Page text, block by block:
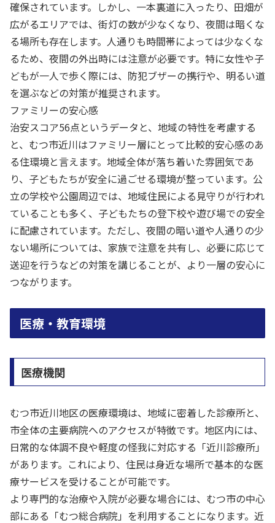
確保されています。しかし、一本裏道に入ったり、田畑が
広がるエリアでは、街灯の数が少なくなり、夜間は暗くな
る場所も存在します。人通りも時間帯によっては少なくな
るため、夜間の外出時には注意が必要です。特に女性や子
どもが一人で歩く際には、防犯ブザーの携行や、明るい道
を選ぶなどの対策が推奨されます。
ファミリーの安心感
治安スコア56点というデータと、地域の特性を考慮する
と、むつ市近川はファミリー層にとって比較的安心感のあ
る住環境と言えます。地域全体が落ち着いた雰囲気であ
り、子どもたちが安全に過ごせる環境が整っています。公
立の学校や公園周辺では、地域住民による見守りが行われ
ていることも多く、子どもたちの登下校や遊び場での安全
に配慮されています。ただし、夜間の暗い道や人通りの少
ない場所については、家族で注意を共有し、必要に応じて
送迎を行うなどの対策を講じることが、より一層の安心に
つながります。
医療・教育環境
医療機関
むつ市近川地区の医療環境は、地域に密着した診療所と、
市全体の主要病院へのアクセスが特徴です。地区内には、
日常的な体調不良や軽度の怪我に対応する「近川診療所」
があります。これにより、住民は身近な場所で基本的な医
療サービスを受けることが可能です。
より専門的な治療や入院が必要な場合には、むつ市の中心
部にある「むつ総合病院」を利用することになります。近